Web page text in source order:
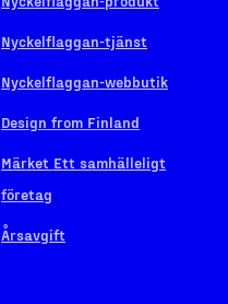
Nyckelflaggan-tjänst
Nyckelflaggan-webbutik
Design from Finland
Märket Ett samhälleligt
företag
Årsavgift